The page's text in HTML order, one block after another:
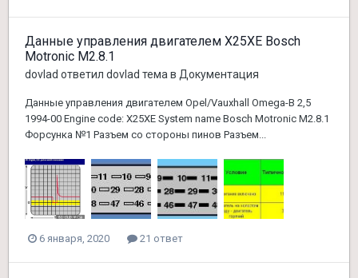
Данные управления двигателем X25XE Bosch
Motronic M2.8.1
dovlad ответил dovlad тема в Документация
Данные управления двигателем Opel/Vauxhall Omega-B 2,5
1994-00 Engine code: X25XE System name Bosch Motronic M2.8.1
Форсунка №1 Разъем со стороны пинов Разъем...
6 января, 2020 21 ответ